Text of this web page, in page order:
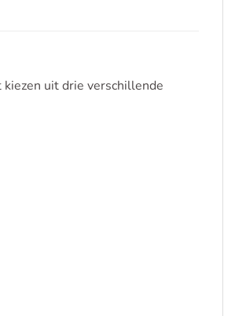
uit drie verschillende